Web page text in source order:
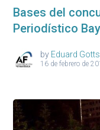
Bases del
Periodístico
by Eduard
16 de febrero de